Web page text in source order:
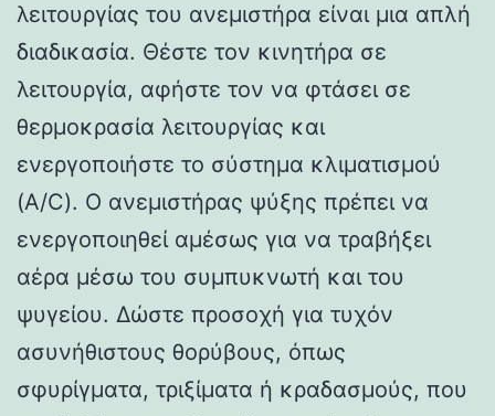
λειτουργίας του ανεμιστήρα είναι μια απλή
διαδικασία. Θέστε τον κινητήρα σε
λειτουργία, αφήστε τον να φτάσει σε
θερμοκρασία λειτουργίας και
ενεργοποιήστε το σύστημα κλιματισμού
(A/C). Ο ανεμιστήρας ψύξης πρέπει να
ενεργοποιηθεί αμέσως για να τραβήξει
αέρα μέσω του συμπυκνωτή και του
ψυγείου. Δώστε προσοχή για τυχόν
ασυνήθιστους θορύβους, όπως
σφυρίγματα, τριξίματα ή κραδασμούς, που